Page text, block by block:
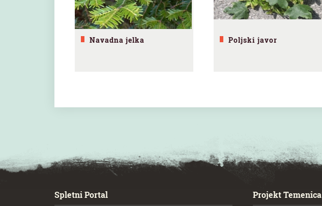
Navadna jelka Poljski javor
Spletni Portal
Projekt Temenica